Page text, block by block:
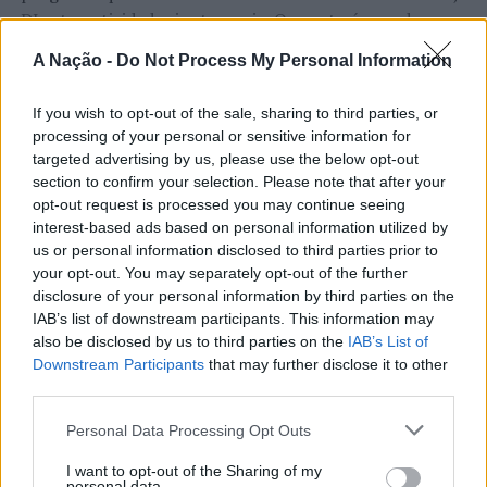
A Nação - Do Not Process My Personal Information
If you wish to opt-out of the sale, sharing to third parties, or
processing of your personal or sensitive information for
targeted advertising by us, please use the below opt-out
section to confirm your selection. Please note that after your
opt-out request is processed you may continue seeing
interest-based ads based on personal information utilized by
us or personal information disclosed to third parties prior to
your opt-out. You may separately opt-out of the further
disclosure of your personal information by third parties on the
IAB’s list of downstream participants. This information may
also be disclosed by us to third parties on the IAB’s List of
Downstream Participants that may further disclose it to other
Personal Data Processing Opt Outs
I want to opt-out of the Sharing of my
Sá;
CONTO Um sábado enfarinhado
Aluno da escola:EB1 do Carmo, do Agrupamento de
Escolas de Santa Maria Maior;
Com o prémio no valor de: 50€ (Cinquenta Euros)
2º Ciclo do Ensino Básico
Nome do vencedor:Gustavo Picoto Figueiredo;
Com oCONTOintitulado:A história de um sonho;
Com o prémio no valor de:100€ (Cem Euros)
DJ sets e atividades junto ao rio. O evento é uma das
etapas do Nortada Ocean Rides, circuito que em 2026
passa também por Sines, Peniche, Viana do Castelo, Vila
A iniciativa pretende aproximar a prática dos desportos
de vento das comunidades costeiras, promovendo o
território através do mar e das suas condições naturais.
Nas palavras de Pedro Mota, De todas as etapas do
Nortada Ocean Rides, este evento é o que mais precisa
da “nortada” como apoio, porque sem vento não há
kitesurf.
A presença da Nortada vai mais uma vez, alem da
competição. O que queremos é fazer parte deste
movimento que promove o encontro entre atletas,
visitantes e a comunidade local. Que a marca Nortada
valorizando o património natural e a relação de
CONTINUAR A LER
ATUALIDADE
Cinco projetos de Cascais finalistas
em iniciativa europeia
Publicado 1 dia atrás on
05/08/2026
Por Ígor Lopes
Awards,” a 30 de outubro de 2026, no Centro de